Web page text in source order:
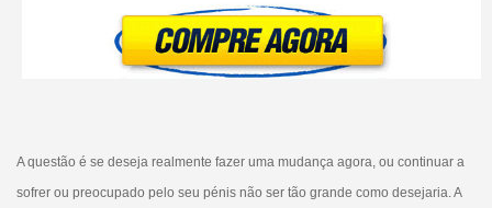
A questão é se deseja realmente fazer uma mudança agora, ou continuar a
sofrer ou preocupado pelo seu pénis não ser tão grande como desejaria. A